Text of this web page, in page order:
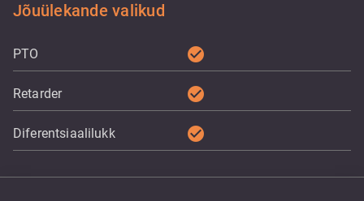
Jõuülekande valikud
PTO check_circle
Retarder check_circle
Diferentsiaalilukk check_circle